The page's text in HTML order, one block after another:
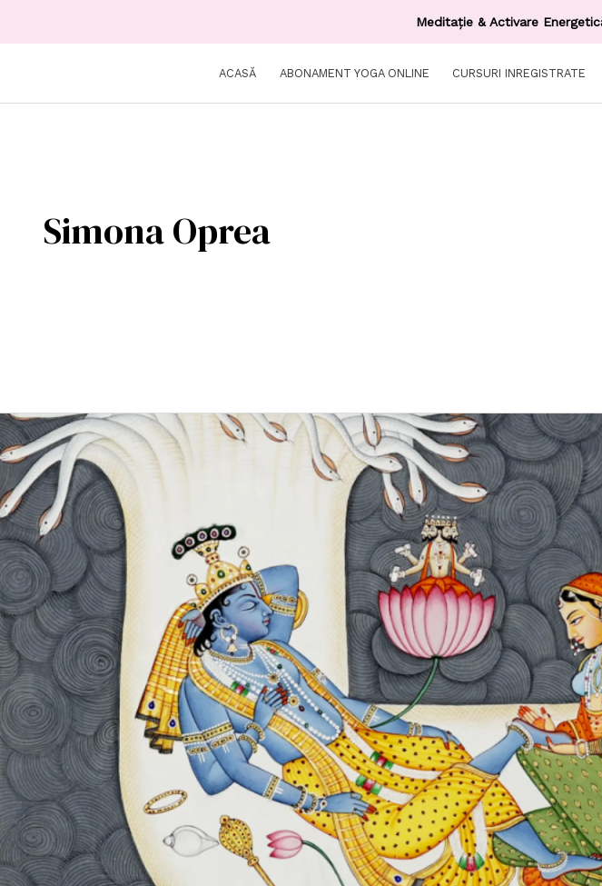
Meditație & Activare
ACASĂ ABONAMENT YOGA ONLINE CURSURI INREGISTRATE
Simona Oprea